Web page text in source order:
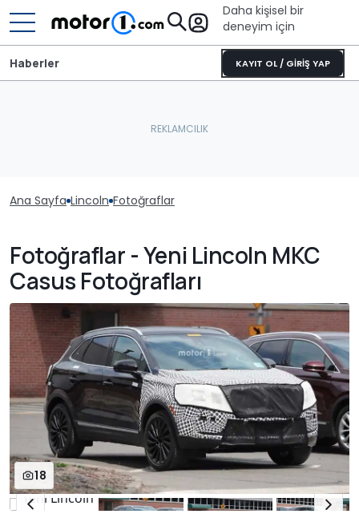
Daha kişisel bir
deneyim için
KAYIT OL / GİRİŞ YAP
Haberler
Ana Sayfa Lincoln Fotoğraflar
Fotoğraflar - Yeni Lincoln MKC
Casus Fotoğrafları
18